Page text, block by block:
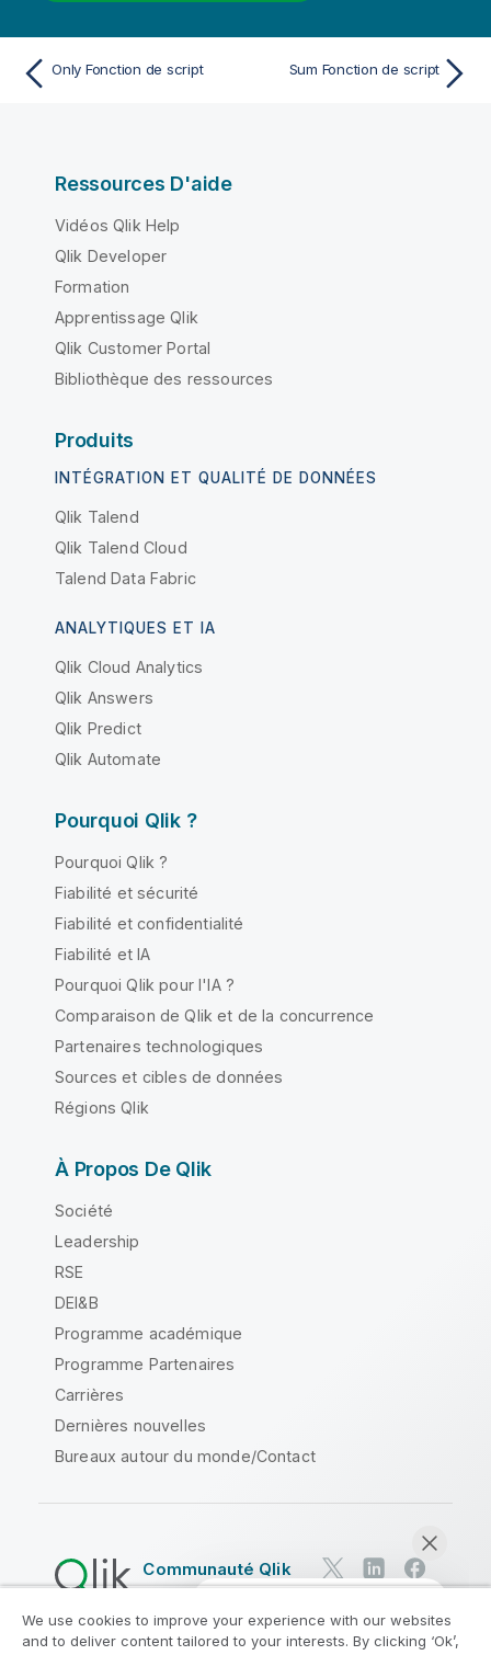
Only Fonction de script Sum Fonction de script
Ressources D'aide
Vidéos Qlik Help
Qlik Developer
Formation
Apprentissage Qlik
Qlik Customer Portal
Bibliothèque des ressources
Produits
INTÉGRATION ET QUALITÉ DE DONNÉES
Qlik Talend
Qlik Talend Cloud
Talend Data Fabric
ANALYTIQUES ET IA
Qlik Cloud Analytics
Qlik Answers
Qlik Predict
Qlik Automate
Pourquoi Qlik ?
Pourquoi Qlik ?
Fiabilité et sécurité
Fiabilité et confidentialité
Fiabilité et IA
Pourquoi Qlik pour l'IA ?
Comparaison de Qlik et de la concurrence
Partenaires technologiques
Sources et cibles de données
Régions Qlik
À Propos De Qlik
Société
Leadership
RSE
DEI&B
Programme académique
Programme Partenaires
Carrières
Dernières nouvelles
Bureaux autour du monde/Contact
Communauté Qlik
Contrats juridiques
We use cookies to improve your experience with our websites
and to deliver content tailored to your interests. By clicking ‘Ok’,